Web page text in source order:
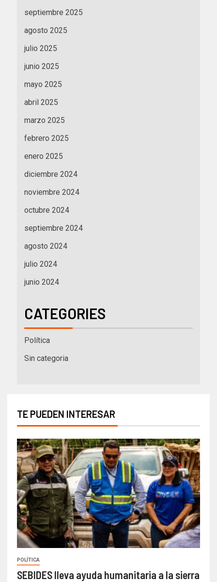
septiembre 2025
agosto 2025
julio 2025
junio 2025
mayo 2025
abril 2025
marzo 2025
febrero 2025
enero 2025
diciembre 2024
noviembre 2024
octubre 2024
septiembre 2024
agosto 2024
julio 2024
junio 2024
CATEGORIES
Política
Sin categoria
TE PUEDEN INTERESAR
POLÍTICA
SEBIDES lleva ayuda humanitaria a la sierra